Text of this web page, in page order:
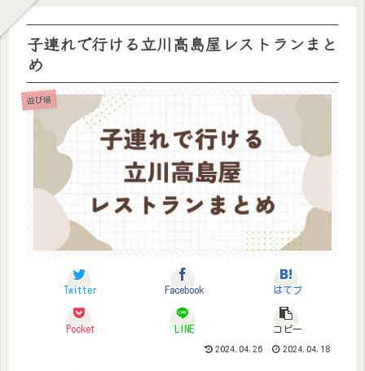
子連れで行ける立川高島屋レストランまと
め
遊び場
Twitter Facebook はてブ
Pocket LINE コピー
2024.04.26 2024.04.18